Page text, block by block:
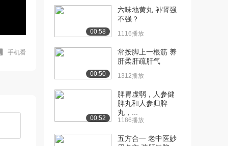
手机看
00:58
六味地黄丸 补肾强
不强？
1116播放
00:50
常按脚上一根筋 养
肝柔肝疏肝气
1312播放
00:52
脾胃虚弱，人参健
脾丸和人参归脾
丸，...
1186播放
五方合一 老中医妙